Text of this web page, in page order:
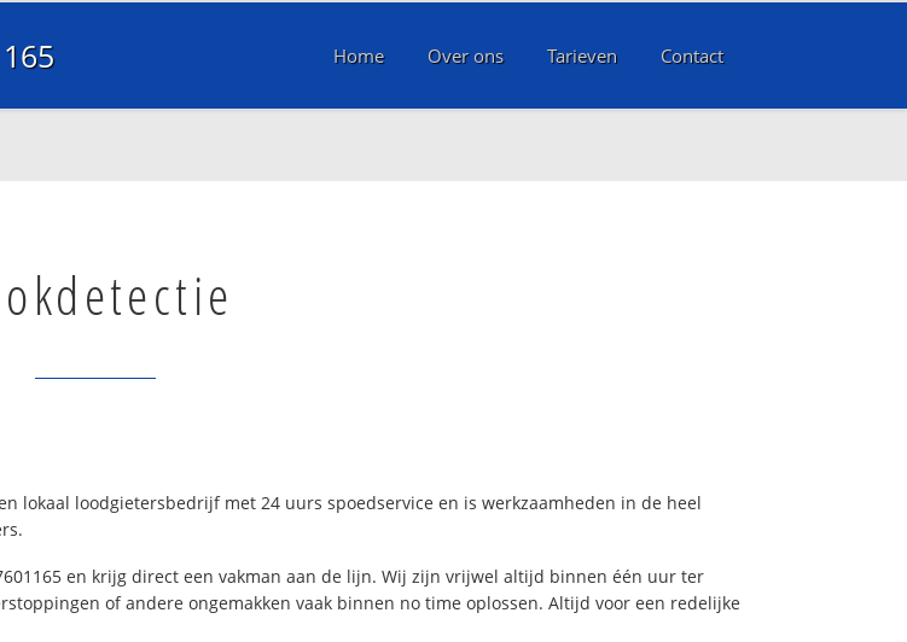
Home Over ons Tarieven Contact
lokaal loodgietersbedrijf met 24 uurs spoedservice en is werkzaamheden in de heel
en krijg direct een vakman aan de lijn. Wij zijn vrijwel altijd binnen één uur ter
of andere ongemakken vaak binnen no time oplossen. Altijd voor een redelijke